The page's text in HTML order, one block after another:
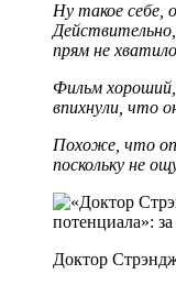
Ну такое себе,
прям не
Фильм
впихнули, что
Похоже, что
поскольку не
Доктор